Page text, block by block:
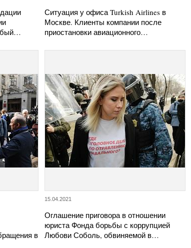
Ситуация у офиса Turkish Airlines в
Москве. Клиенты компании после
приостановки авиационного…
в
15.04.2021
Оглашение приговора в отношении
юриста Фонда борьбы с коррупцией
Любови Соболь, обвиняемой в…